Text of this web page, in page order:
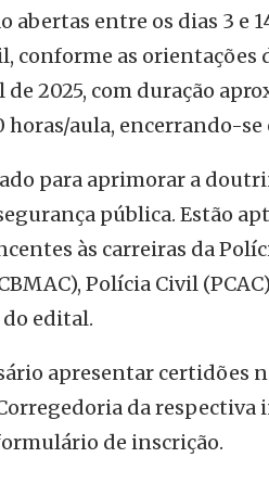
abertas entre os dias 3 e
conforme as orientações
2025, com duração
horas/aula, encerrando-se
para aprimorar a
pública. Estão
às carreiras da
Polícia Civil
edital.
apresentar certidões
da
de inscrição.